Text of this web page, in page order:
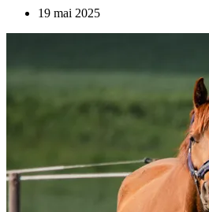
19 mai 2025